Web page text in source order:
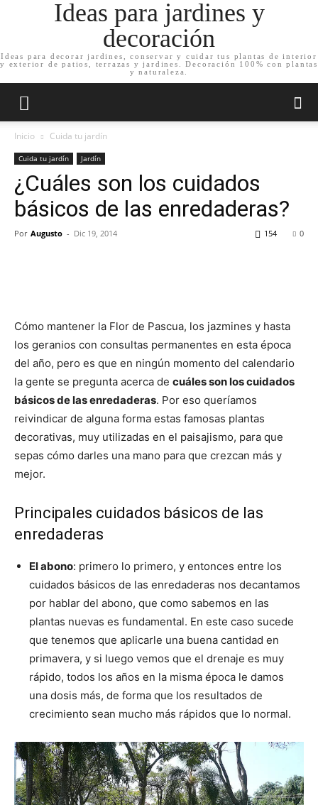
Ideas para jardines y
decoración
Ideas para decorar jardines, conservar y cuidar tus plantas de interior
y exterior de patios, terrazas y jardines. Decoración 100% con plantas
y naturaleza.
Inicio Cuida tu jardín
Cuida tu jardín Jardín
¿Cuáles son los cuidados
básicos de las enredaderas?
Por Augusto - Dic 19, 2014 0
154
Cómo mantener la Flor de Pascua, los jazmines y hasta
los geranios con consultas permanentes en esta época
del año, pero es que en ningún momento del calendario
la gente se pregunta acerca de cuáles son los cuidados
básicos de las enredaderas. Por eso queríamos
reivindicar de alguna forma estas famosas plantas
decorativas, muy utilizadas en el paisajismo, para que
sepas cómo darles una mano para que crezcan más y
mejor.
Principales cuidados básicos de las
enredaderas
El abono: primero lo primero, y entonces entre los
cuidados básicos de las enredaderas nos decantamos
por hablar del abono, que como sabemos en las
plantas nuevas es fundamental. En este caso sucede
que tenemos que aplicarle una buena cantidad en
primavera, y si luego vemos que el drenaje es muy
rápido, todos los años en la misma época le damos
una dosis más, de forma que los resultados de
crecimiento sean mucho más rápidos que lo normal.